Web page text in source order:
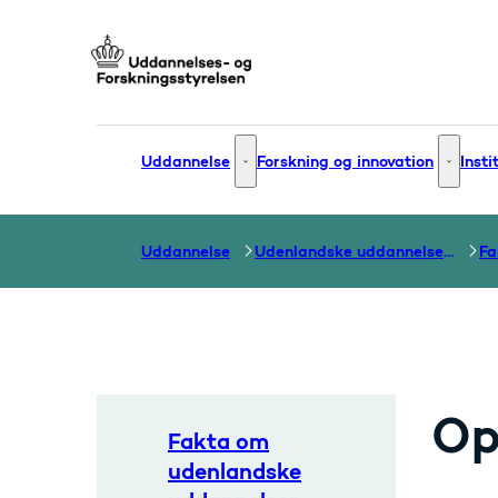
Uddannelse Uddannelse - Flere links
Forskning og innovation
Uddannelse Udenlandske uddannelser og dokumentation over grænser
Fakta om
udenlandske